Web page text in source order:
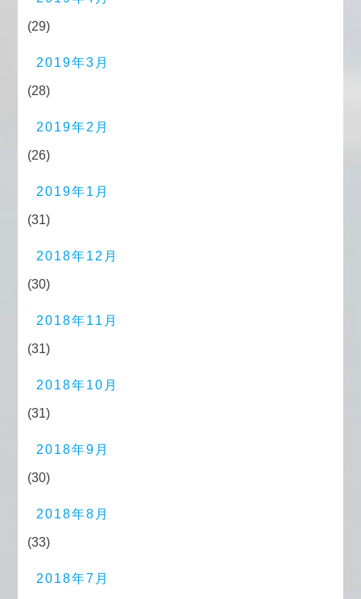
(29)
2019年3月
(28)
2019年2月
(26)
2019年1月
(31)
2018年12月
(30)
2018年11月
(31)
2018年10月
(31)
2018年9月
(30)
2018年8月
(33)
2018年7月